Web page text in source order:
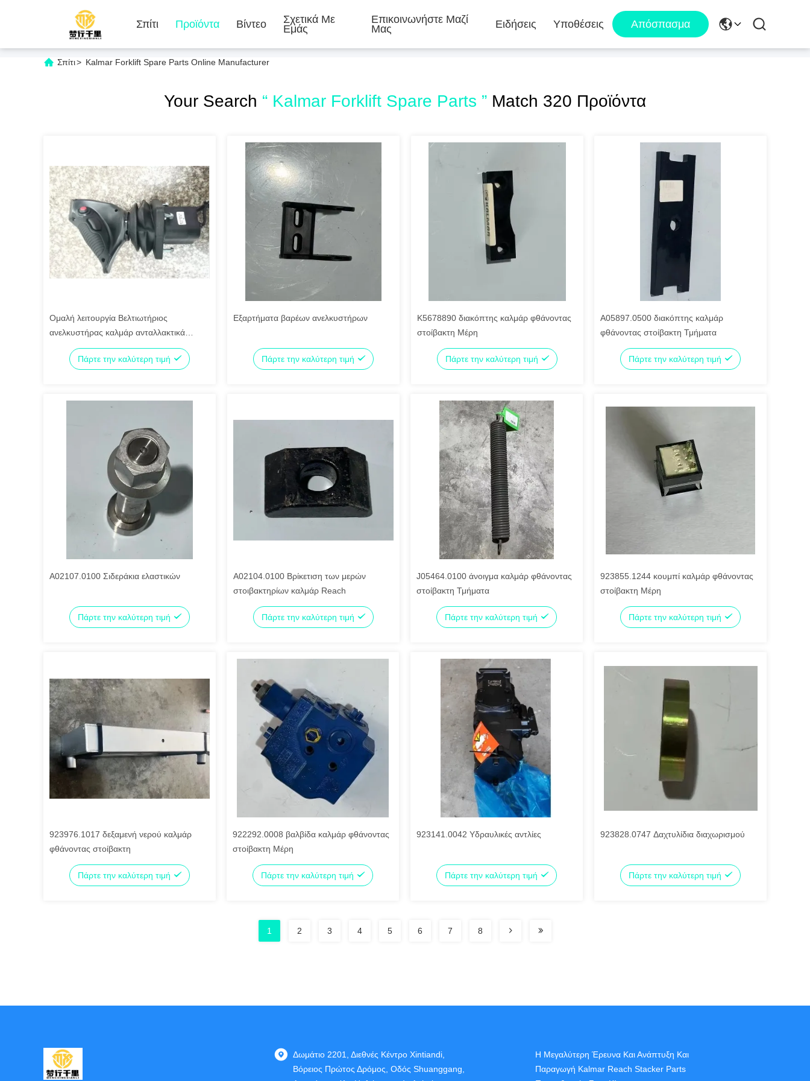
Σπίτι Προϊόντα Βίντεο
Σχετικά Με
Εμάς
Επικοινωνήστε Μαζί
Μας
Ειδήσεις Υποθέσεις Απόσπασμα
Σπίτι> Kalmar Forklift Spare Parts Online Manufacturer
Your Search “ Kalmar Forklift Spare Parts ” Match 320 Προϊόντα
Ομαλή λειτουργία Βελτιωτήριος
ανελκυστήρας καλμάρ ανταλλακτικά
λειτουργίας χειριστήριος ακριβής με
σταθερή τεχνολογία
Πάρτε την καλύτερη τιμή
Εξαρτήματα βαρέων ανελκυστήρων
Πάρτε την καλύτερη τιμή
K5678890 διακόπτης καλμάρ φθάνοντας
στοίβακτη Μέρη
Πάρτε την καλύτερη τιμή
Α05897.0500 διακόπτης καλμάρ
φθάνοντας στοίβακτη Τμήματα
Πάρτε την καλύτερη τιμή
Α02107.0100 Σιδεράκια ελαστικών
Πάρτε την καλύτερη τιμή
Α02104.0100 Βρίκετιση των μερών
στοιβακτηρίων καλμάρ Reach
Πάρτε την καλύτερη τιμή
J05464.0100 άνοιγμα καλμάρ φθάνοντας
στοίβακτη Τμήματα
Πάρτε την καλύτερη τιμή
923855.1244 κουμπί καλμάρ φθάνοντας
στοίβακτη Μέρη
Πάρτε την καλύτερη τιμή
923976.1017 δεξαμενή νερού καλμάρ
φθάνοντας στοίβακτη
Πάρτε την καλύτερη τιμή
922292.0008 βαλβίδα καλμάρ φθάνοντας
στοίβακτη Μέρη
Πάρτε την καλύτερη τιμή
923141.0042 Υδραυλικές αντλίες
Πάρτε την καλύτερη τιμή
923828.0747 Δαχτυλίδια διαχωρισμού
Πάρτε την καλύτερη τιμή
1 2 3 4 5 6 7 8
Δωμάτιο 2201, Διεθνές Κέντρο Xintiandi,
Βόρειος Πρώτος Δρόμος, Οδός Shuanggang,
Η Μεγαλύτερη Έρευνα Και Ανάπτυξη Και
Παραγωγή Kalmar Reach Stacker Parts